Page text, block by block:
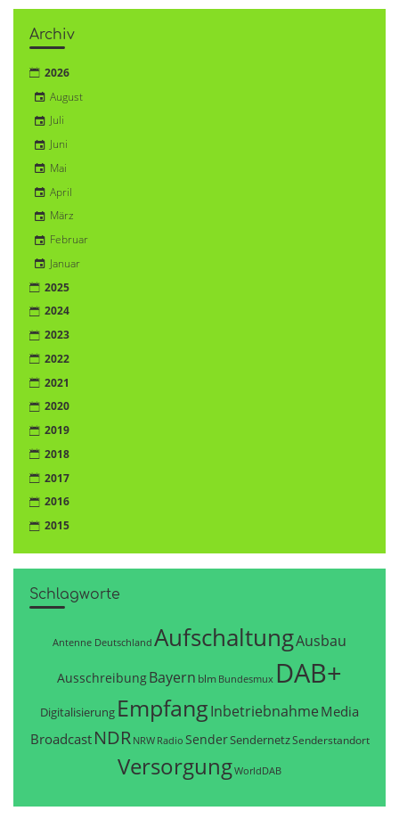
Archiv
2026
August
Juli
Juni
Mai
April
März
Februar
Januar
2025
2024
2023
2022
2021
2020
2019
2018
2017
2016
2015
Schlagworte
Antenne Deutschland AufschaltungAusbau
AusschreibungBayern blm Bundesmux DAB+
Digitalisierung EmpfangInbetriebnahme Media
Broadcast NDR NRW Radio SenderSendernetzSenderstandort
VersorgungWorldDAB